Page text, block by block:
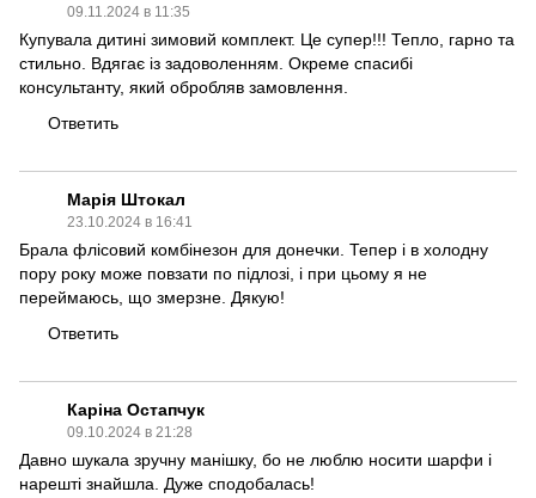
09.11.2024 в 11:35
Купувала дитині зимовий комплект. Це супер!!! Тепло, гарно та
стильно. Вдягає із задоволенням. Окреме спасибі
консультанту, який обробляв замовлення.
Ответить
Марія Штокал
23.10.2024 в 16:41
Брала флісовий комбінезон для донечки. Тепер і в холодну
пору року може повзати по підлозі, і при цьому я не
переймаюсь, що змерзне. Дякую!
Ответить
Каріна Остапчук
09.10.2024 в 21:28
Давно шукала зручну манішку, бо не люблю носити шарфи і
нарешті знайшла. Дуже сподобалась!